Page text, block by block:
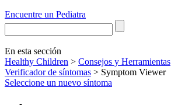
Encuentre un Pediatra
En esta sección
Healthy Children > Consejos y Herramientas
Verificador de síntomas > Symptom Viewer
Seleccione un nuevo síntoma